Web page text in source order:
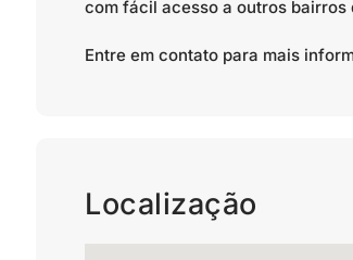
com fácil acesso a outros bairros
Entre em contato para mais
Localização